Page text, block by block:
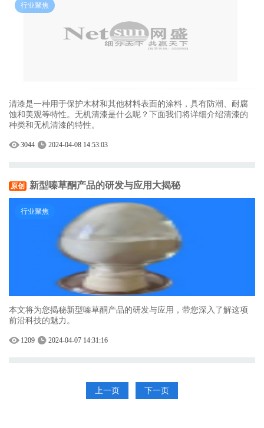
行业聚焦
清漆是一种用于保护木材和其他材料表面的涂料，具有防潮、耐腐
蚀和美观等特性。无机清漆是什么呢？下面我们将详细介绍清漆的
种类和无机清漆的特性。
3044 2024-04-08 14:53:03
原创 新型嗪草酮产品的研发与应用大揭秘
行业聚焦
本文将为您揭秘新型嗪草酮产品的研发与应用，带您深入了解这项
前沿科技的魅力。
1209 2024-04-07 14:31:16
上一页 下一页